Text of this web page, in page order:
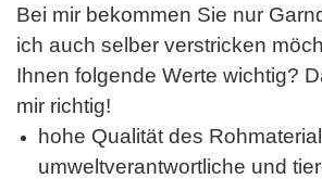
Bei mir bekommen Sie nur
ich auch selber verstricken
Ihnen folgende Werte wichtig?
mir richtig!
hohe Qualität des
umweltverantwortliche und